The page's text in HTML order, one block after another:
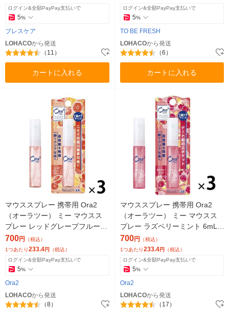
ログイン&全額PayPay支払いで
5%
ブレスケア
LOHACOから発送
（11）
カートに入れる
ログイン&全額PayPay支払いで
5%
TO BE FRESH
LOHACOから発送
（6）
カートに入れる
マウススプレー 携帯用 Ora2
（オーラツー） ミー マウスス
プレー レッドグレープフルーツ
6mL 1セット（3本）サンスター
トラベル
700円
（税込）
1つあたり233.4円 （税込）
ログイン&全額PayPay支払いで
5%
Ora2
LOHACOから発送
（8）
マウススプレー 携帯用 Ora2
（オーラツー） ミー マウスス
プレー ラズベリーミント 6mL 1
セット（3本）サンスター 口臭
トラベル
700円
（税込）
1つあたり233.4円 （税込）
ログイン&全額PayPay支払いで
5%
Ora2
LOHACOから発送
（17）